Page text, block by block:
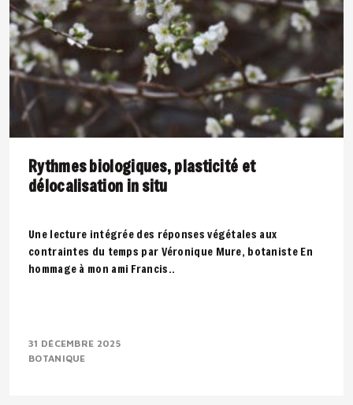
Rythmes biologiques, plasticité et
délocalisation in situ
Une lecture intégrée des réponses végétales aux
contraintes du temps par Véronique Mure, botaniste En
hommage à mon ami Francis..
31 DÉCEMBRE 2025
BOTANIQUE